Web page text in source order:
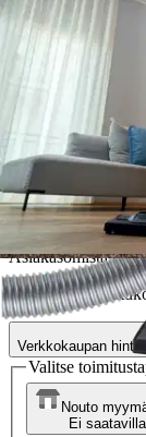
Hoover
Hoover
143,65 €
Hinta ilman S-
Verkkokaupan hinta
Valitse
Nouto
Ei saatavilla